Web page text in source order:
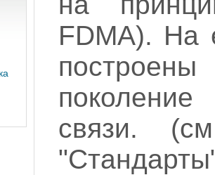
FDMA). На
связи.